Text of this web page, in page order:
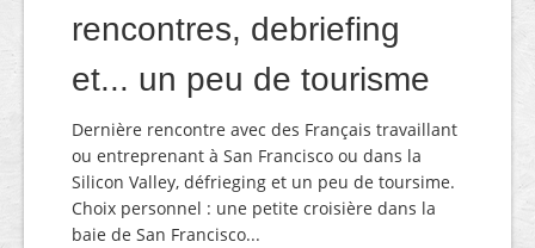
rencontres, debriefing
et... un peu de tourisme
Dernière rencontre avec des Français travaillant
ou entreprenant à San Francisco ou dans la
Silicon Valley, défrieging et un peu de toursime.
Choix personnel : une petite croisière dans la
baie de San Francisco...